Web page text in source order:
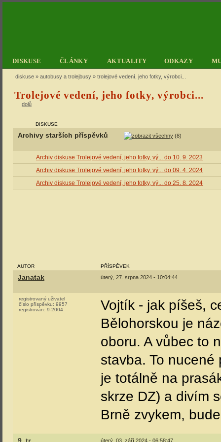
DISKUSE ČLÁNKY AKTUALITY ODKAZY
diskuse » autobusy a trolejbusy » trolejové vedení, jeho fotky, výrobci...
Trolejové vedení, jeho fotky, výrobci...
dolů
DISKUSE
Archivy starších příspěvků (8)
Archiv diskuse Trolejové vedení, jeho fotky, vý... do 10. 9. 2023
Archiv diskuse Trolejové vedení, jeho fotky, vý... do 09. 4. 2024
Archiv diskuse Trolejové vedení, jeho fotky, vý... do 25. 8. 2024
AUTOR PŘÍSPĚVEK
Janatak úterý, 27. srpna 2024 - 10:04:44
registrovaný uživatel
číslo příspěvku: 9957
registrován: 9-2004
Vojtík - jak píšeš,
Bělohorskou je
oboru. A vůbec to
stavba. To
je totálně na
skrze DZ) a divím
Brně zvykem,
úterý, 03. září 2024 - 06:58:47